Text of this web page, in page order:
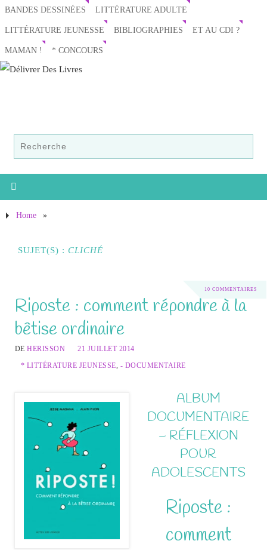
BANDES DESSINÉES LITTÉRATURE ADULTE
LITTÉRATURE JEUNESSE BIBLIOGRAPHIES ET AU CDI ?
MAMAN ! * CONCOURS
Home »
SUJET(S) : CLICHÉ
10 COMMENTAIRES
Riposte : comment répondre à la
bêtise ordinaire
DEHERISSON
21 JUILLET 2014
* LITTÉRATURE JEUNESSE, - DOCUMENTAIRE
ALBUM
DOCUMENTAIRE
– RÉFLEXION
POUR
ADOLESCENTS
Riposte :
comment